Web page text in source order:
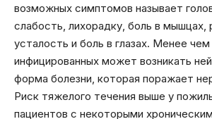
возможных симптомов называет
слабость, лихорадку, боль в мышцах,
усталость и боль в глазах. Менее чем
инфицированных может возникать
форма болезни, которая поражает
Риск тяжелого течения выше у
пациентов с некоторыми